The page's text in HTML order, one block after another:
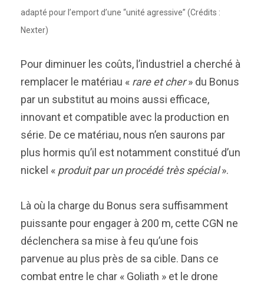
adapté pour l’emport d’une “unité agressive” (Crédits :
Nexter)
Pour diminuer les coûts, l’industriel a cherché à
remplacer le matériau « rare et cher» du Bonus
par un substitut au moins aussi efficace,
innovant et compatible avec la production en
série. De ce matériau, nous n’en saurons par
plus hormis qu’il est notamment constitué d’un
nickel « produit par un procédé très spécial».
Là où la charge du Bonus sera suffisamment
puissante pour engager à 200 m, cette CGN ne
déclenchera sa mise à feu qu’une fois
parvenue au plus près de sa cible. Dans ce
combat entre le char « Goliath » et le drone